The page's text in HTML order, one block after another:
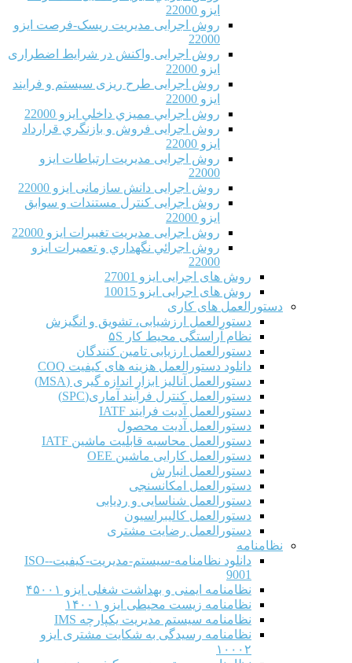
ایزو 22000
روش اجرایی مدیریت ریسک-فرصت ایزو
22000
روش اجرایی واکنش در شرایط اضطراری
ایزو 22000
روش اجرایی طرح ریزی سیستم و فرایند
ایزو 22000
روش اجرايي مميزي داخلي ایزو 22000
روش اجرایی فروش و بازنگري قرارداد
ایزو 22000
روش اجرایی مدیریت ارتباطات ایزو
22000
روش اجرایی دانش سازمانی ایزو 22000
روش اجرایی کنترل مستندات و سوابق
ایزو 22000
روش اجرایی مدیریت تغییرات ایزو 22000
روش اجرائي نگهداري و تعميرات ایزو
22000
روش های اجرایی ایزو 27001
روش های اجرایی ایزو 10015
دستورالعمل های کاری
دستورالعمل ارزشیابی، تشویق و انگیزش
نظام آراستگی محیط کار ۵S
دستورالعمل ارزیابی تامین کنندگان
دانلود دستورالعمل هزینه های کیفیت COQ
دستورالعمل آنالیز ابزار اندازه گیری (MSA)
دستورالعمل کنترل فرآیند آماری(SPC)
دستورالعمل آدیت فرایند IATF
دستورالعمل آدیت محصول
دستورالعمل محاسبه قابلیت ماشین IATF
دستورالعمل کارایی ماشین OEE
دستورالعمل انبارش
دستورالعمل امکانسنجی
دستورالعمل شناسایی و ردیابی
دستورالعمل کالیبراسیون
دستورالعمل رضایت مشتری
نظامنامه
دانلود نظامنامه-سیستم-مدیریت-کیفیت-ISO-
9001
نظامنامه ایمنی و بهداشت شغلی ایزو ۴۵۰۰۱
نظامنامه زیست محیطی ایزو ۱۴۰۰۱
نظامنامه سیستم مدیریت یکپارچه IMS
نظامنامه رسیدگی به شکایت مشتری ایزو
۱۰۰۰۲